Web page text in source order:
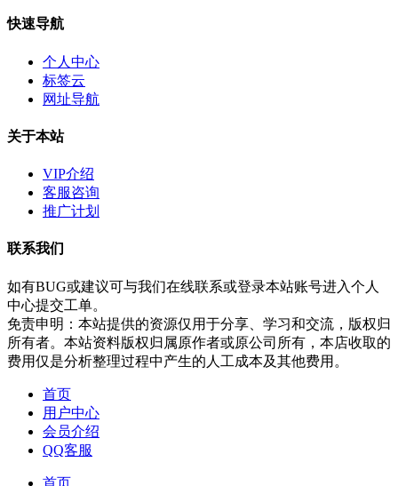
快速导航
个人中心
标签云
网址导航
关于本站
VIP介绍
客服咨询
推广计划
联系我们
如有BUG或建议可与我们在线联系或登录本站账号进入个人
中心提交工单。
免责申明：本站提供的资源仅用于分享、学习和交流，版权归
所有者。本站资料版权归属原作者或原公司所有，本店收取的
费用仅是分析整理过程中产生的人工成本及其他费用。
首页
用户中心
会员介绍
QQ客服
首页